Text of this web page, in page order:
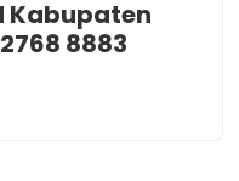
Kabupaten
8883